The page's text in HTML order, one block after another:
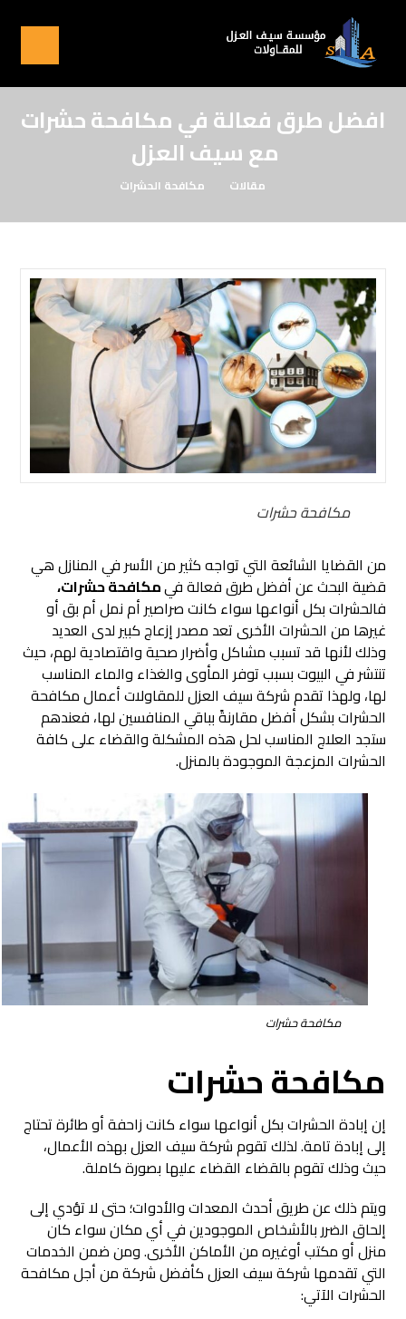
افضل طرق فعالة في مكافحة حشرات
مع سيف العزل
مقالات مكافحة الحشرات
مكافحة حشرات
من القضايا الشائعة التي تواجه كثير من الأسر في المنازل هي
قضية البحث عن أفضلطرقفعالةفيمكافحة حشرات،
فالحشرات بكل أنواعها سواء كانت صراصير أم نمل أم بق أو
غيرها من الحشرات الأخرى تعد مصدر إزعاج كبير لدى العديد
وذلك لأنها قد تسبب مشاكل وأضرار صحية واقتصادية لهم، حيث
تنتشر في البيوت بسبب توفر المأوى والغذاء والماء المناسب
لها، ولهذا تقدم شركة سيف العزل للمقاولات أعمال مكافحة
الحشرات بشكل أفضل مقارنةً بباقي المنافسين لها، فعندهم
ستجد العلاج المناسب لحل هذه المشكلة والقضاء على كافة
الحشرات المزعجة الموجودة بالمنزل.
مكافحة حشرات
مكافحة حشرات
إن إبادة الحشرات بكل أنواعها سواء كانت زاحفة أو طائرة تحتاج
إلى إبادة تامة. لذلك تقوم شركة سيف العزل بهذه الأعمال،
حيث وذلك تقوم بالقضاء القضاء عليها بصورة كاملة.
ويتم ذلك عن طريق أحدث المعدات والأدوات؛ حتى لا تؤدي إلى
إلحاق الضرر بالأشخاص الموجودين في أي مكان سواء كان
منزل أو مكتب أوغيره من الأماكن الأخرى. ومن ضمن الخدمات
التي تقدمها شركة سيف العزل كأفضل شركة من أجل مكافحة
الحشرات الآتي: